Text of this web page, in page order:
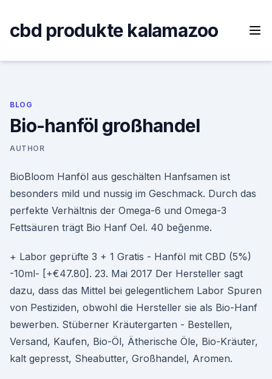
content
cbd produkte kalamazoo
BLOG
Bio-hanföl großhandel
AUTHOR
BioBloom Hanföl aus geschälten Hanfsamen ist
besonders mild und nussig im Geschmack. Durch das
perfekte Verhältnis der Omega-6 und Omega-3
Fettsäuren trägt Bio Hanf Oel. 40 beğenme.
+ Labor geprüfte 3 + 1 Gratis - Hanföl mit CBD (5%)
-10ml- [+€47.80]. 23. Mai 2017 Der Hersteller sagt
dazu, dass das Mittel bei gelegentlichem Labor Spuren
von Pestiziden, obwohl die Hersteller sie als Bio-Hanf
bewerben. Stüberner Kräutergarten - Bestellen,
Versand, Kaufen, Bio-Öl, Ätherische Öle, Bio-Kräuter,
kalt gepresst, Sheabutter, Großhandel, Aromen.